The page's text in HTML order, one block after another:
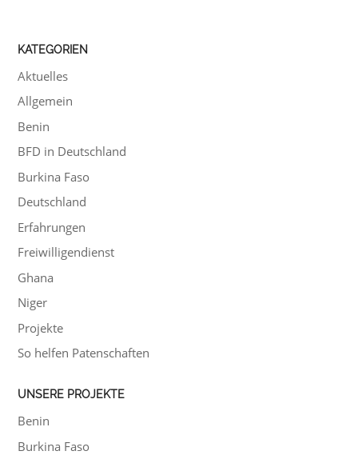
KATEGORIEN
Aktuelles
Allgemein
Benin
BFD in Deutschland
Burkina Faso
Deutschland
Erfahrungen
Freiwilligendienst
Ghana
Niger
Projekte
So helfen Patenschaften
UNSERE PROJEKTE
Benin
Burkina Faso